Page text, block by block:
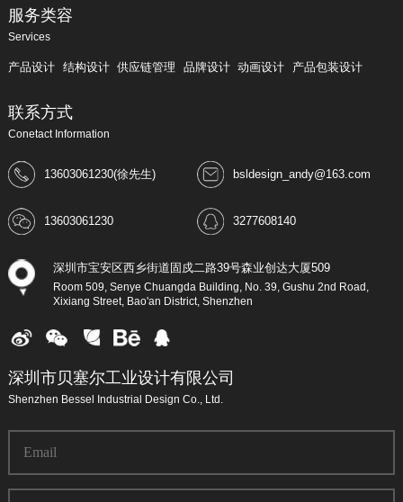
服务类容
Services
产品设计 结构设计 供应链管理 品牌设计 动画设计 产品包装设计
联系方式
Conetact Information
13603061230(徐先生) bsldesign_andy@163.com
13603061230 3277608140
深圳市宝安区西乡街道固戍二路39号森业创达大厦509
Room 509, Senye Chuangda Building, No. 39, Gushu 2nd Road,
Xixiang Street, Bao'an District, Shenzhen
深圳市贝塞尔工业设计有限公司
Shenzhen Bessel Industrial Design Co., Ltd.